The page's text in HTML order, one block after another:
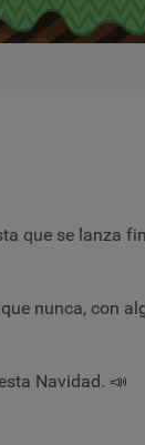
que se lanza
nunca, con
Navidad. 📣